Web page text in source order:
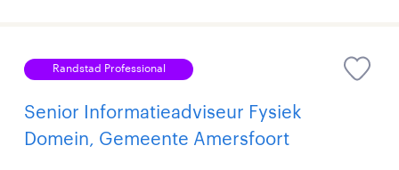
Randstad Professional
Senior Informatieadviseur Fysiek
Domein, Gemeente Amersfoort